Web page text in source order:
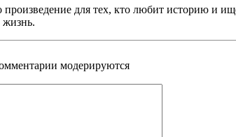
произведение для тех, кто любит историю
жизнь.
модерируются